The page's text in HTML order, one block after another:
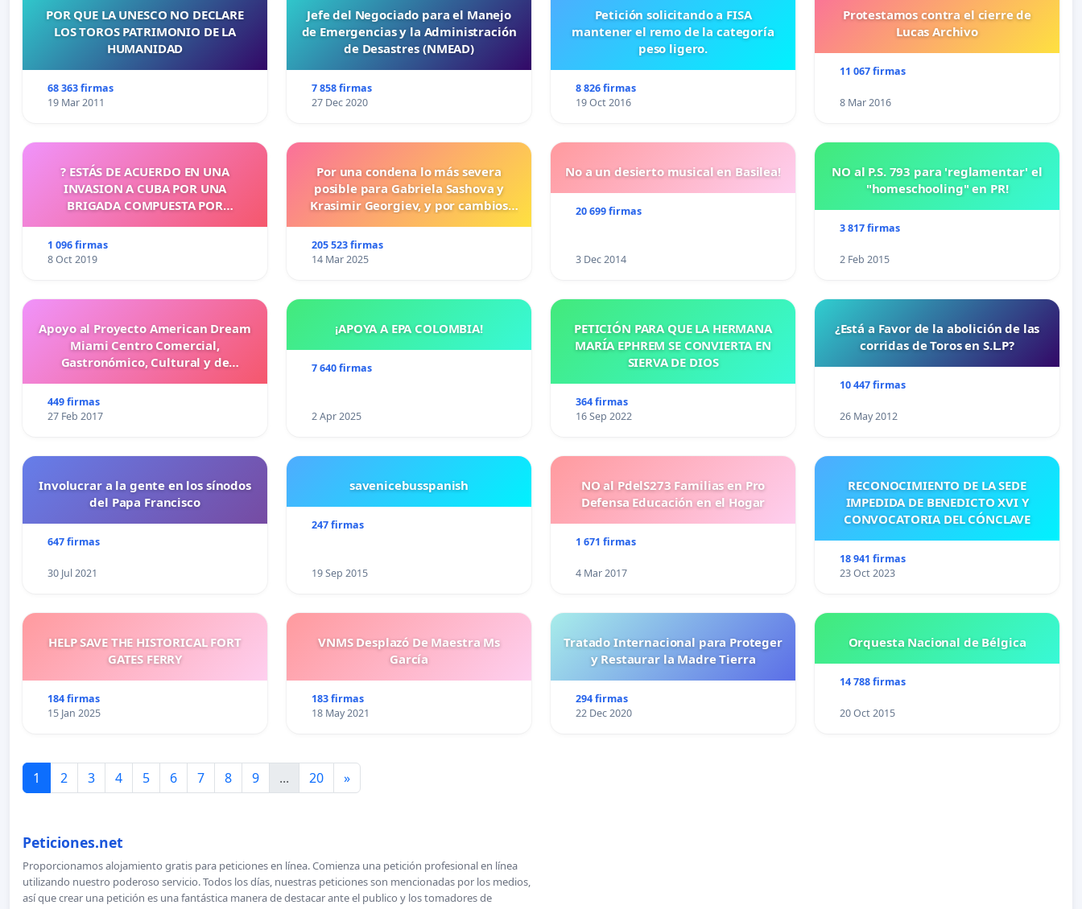
POR QUE LA UNESCO NO DECLARE
LOS TOROS PATRIMONIO DE LA
HUMANIDAD
68 363 firmas
19 Mar 2011
Jefe del Negociado para el Manejo
de Emergencias y la Administración
de Desastres (NMEAD)
7 858 firmas
27 Dec 2020
Petición solicitando a FISA
mantener el remo de la categoría
peso ligero.
8 826 firmas
19 Oct 2016
Protestamos contra el cierre de
Lucas Archivo
11 067 firmas
8 Mar 2016
? ESTÁS DE ACUERDO EN UNA
INVASION A CUBA POR UNA
BRIGADA COMPUESTA POR
1 096 firmas
8 Oct 2019
Por una condena lo más severa
posible para Gabriela Sashova y
Krasimir Georgiev, y por cambios
más duras para los crímenes
cometidos contra los animales.
205 523 firmas
14 Mar 2025
No a un desierto musical en Basilea!
20 699 firmas
3 Dec 2014
NO al P.S. 793 para 'reglamentar' el
"homeschooling" en PR!
3 817 firmas
2 Feb 2015
Apoyo al Proyecto American Dream
Miami Centro Comercial,
Gastronómico, Cultural y de
449 firmas
27 Feb 2017
¡APOYA A EPA COLOMBIA!
7 640 firmas
2 Apr 2025
PETICIÓN PARA QUE LA HERMANA
MARÍA EPHREM SE CONVIERTA EN
SIERVA DE DIOS
364 firmas
16 Sep 2022
¿Está a Favor de la abolición de las
corridas de Toros en S.L.P?
10 447 firmas
26 May 2012
Involucrar a la gente en los sínodos
del Papa Francisco
647 firmas
30 Jul 2021
savenicebusspanish
247 firmas
19 Sep 2015
NO al PdelS273 Familias en Pro
Defensa Educación en el Hogar
1 671 firmas
4 Mar 2017
RECONOCIMIENTO DE LA SEDE
IMPEDIDA DE BENEDICTO XVI Y
CONVOCATORIA DEL CÓNCLAVE
18 941 firmas
23 Oct 2023
HELP SAVE THE HISTORICAL FORT
GATES FERRY
184 firmas
15 Jan 2025
VNMS Desplazó De Maestra Ms
García
183 firmas
18 May 2021
Tratado Internacional para Proteger
y Restaurar la Madre Tierra
294 firmas
22 Dec 2020
Orquesta Nacional de Bélgica
14 788 firmas
20 Oct 2015
1 2 3 4 5 6 7 8 9 ... 20 »
Peticiones.net
Proporcionamos alojamiento gratis para peticiones en línea. Comienza una petición profesional en línea
utilizando nuestro poderoso servicio. Todos los días, nuestras peticiones son mencionadas por los medios,
así que crear una petición es una fantástica manera de destacar ante el publico y los tomadores de